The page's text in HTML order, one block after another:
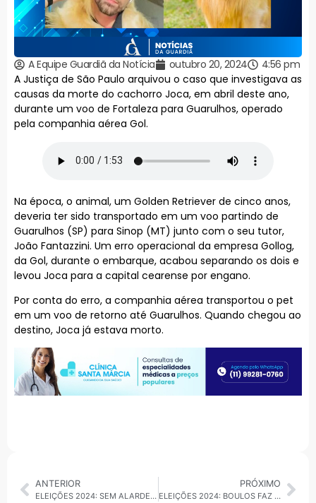
A Equipe Guardiã da Notícia outubro 20, 2024
4:56 pm
A Justiça de São Paulo arquivou o caso que investigava as
causas da morte do cachorro Joca, em abril deste ano,
durante um voo de Fortaleza para Guarulhos, operado
pela companhia aérea Gol.
Na época, o animal, um Golden Retriever de cinco anos,
deveria ter sido transportado em um voo partindo de
Guarulhos (SP) para Sinop (MT) junto com o seu tutor,
João Fantazzini. Um erro operacional da empresa Gollog,
da Gol, durante o embarque, acabou separando os dois e
levou Joca para a capital cearense por engano.
Por conta do erro, a companhia aérea transportou o pet
em um voo de retorno até Guarulhos. Quando chegou ao
destino, Joca já estava morto.
ANTERIOR
ELEIÇÕES 2024: SEM ALARDE, O NOVO PREFEITO DE POÁ PARTICIPA DA CAMPANHA DE RICARDO NUNES NA CAPITAL
PRÓXIMO
ELEIÇÕES 2024: BOULOS FAZ CAMPANHA COM VEREADOR INVESTIGADO POR SUPOSTA LIGAÇÃO COM O PCC